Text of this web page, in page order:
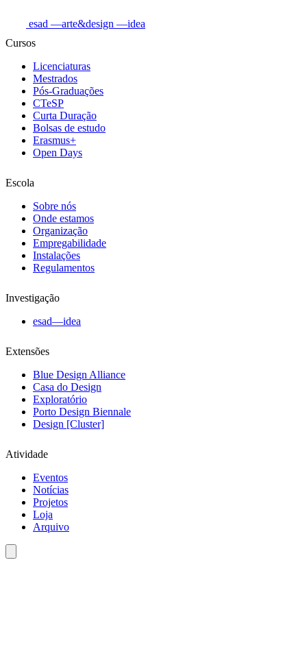
esad —arte&design —idea
Cursos
Licenciaturas
Mestrados
Pós-Graduações
CTeSP
Curta Duração
Bolsas de estudo
Erasmus+
Open Days
Escola
Sobre nós
Onde estamos
Organização
Empregabilidade
Instalações
Regulamentos
Investigação
esad—idea
Extensões
Blue Design Alliance
Casa do Design
Exploratório
Porto Design Biennale
Design [Cluster]
Atividade
Eventos
Notícias
Projetos
Loja
Arquivo